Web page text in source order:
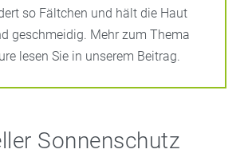
so Fältchen und hält die Haut
geschmeidig. Mehr zum Thema
lesen Sie in unserem Beitrag.
Sonnenschutz